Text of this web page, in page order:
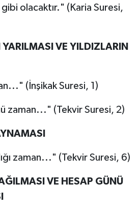
gibi olacaktır." (Karia Suresi,
VE YILDIZLARIN
(İnşikak Suresi, 1)
zaman..." (Tekvir Suresi, 2)
zaman..." (Tekvir Suresi, 6)
VE HESAP GÜNÜ